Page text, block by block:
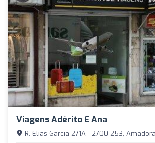
Viagens Adérito E Ana
R. Elias Garcia 271A - 2700-253, Amadora